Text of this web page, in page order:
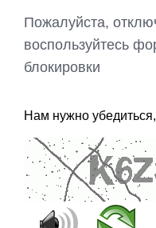
Пожалуйста,
воспользуйтесь
блокировки
Нам нужно